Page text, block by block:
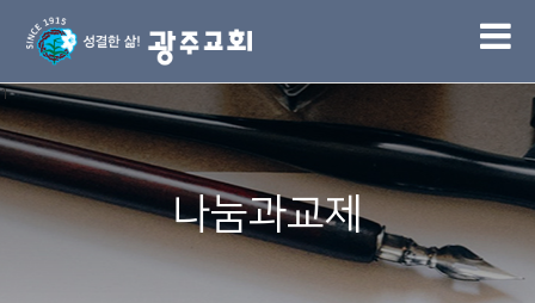
1
나눔과교제